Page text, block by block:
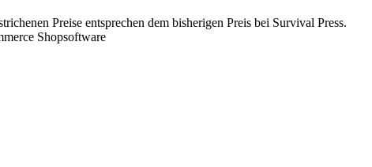
Preise entsprechen dem bisherigen Preis bei Survival Press.
Shopsoftware